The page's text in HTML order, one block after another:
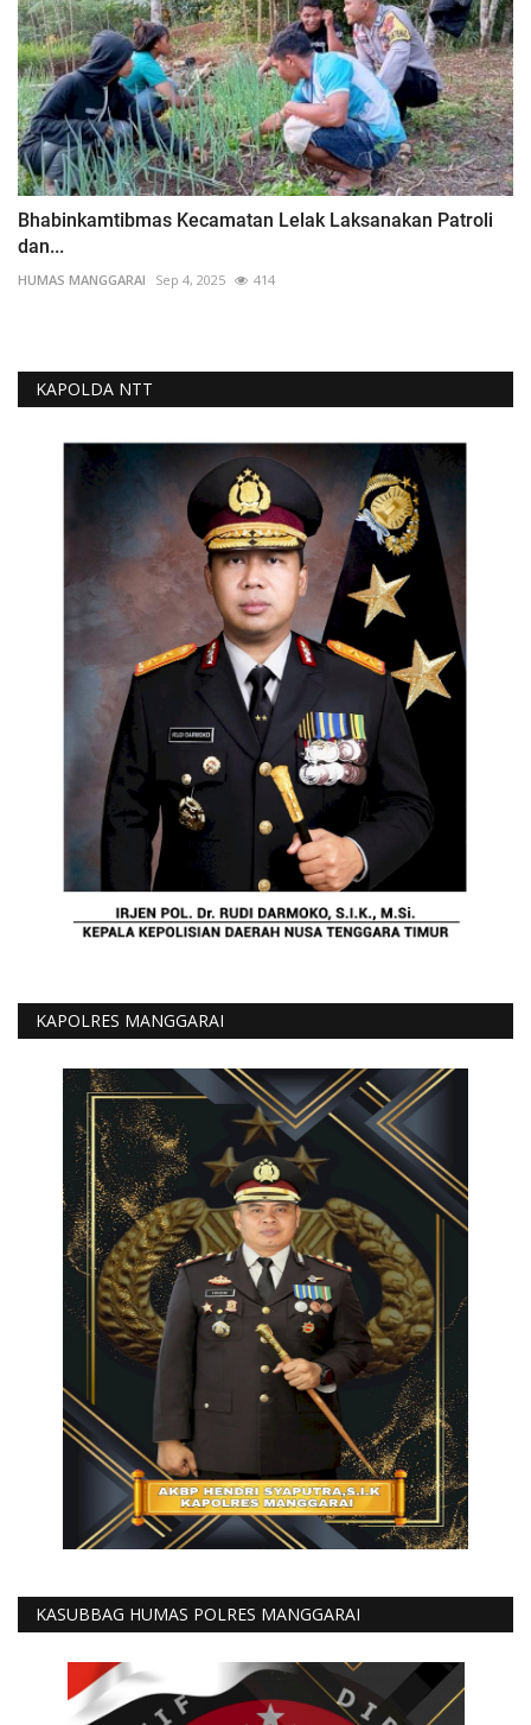
Bhabinkamtibmas Kecamatan Lelak Laksanakan Patroli
dan...
HUMAS MANGGARAI Sep 4, 2025 414
KAPOLDA NTT
KAPOLRES MANGGARAI
KASUBBAG HUMAS POLRES MANGGARAI